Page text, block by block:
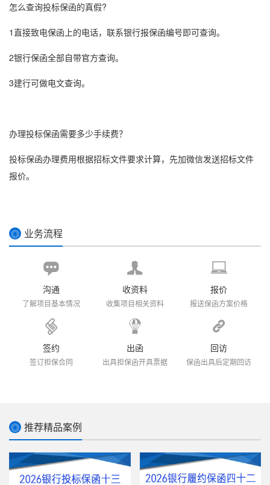
怎么查询投标保函的真假?
1直接致电保函上的电话，联系银行报保函编号即可查询。
2银行保函全部自带官方查询。
3建行可做电文查询。
办理投标保函需要多少手续费？
投标保函办理费用根据招标文件要求计算，先加微信发送招标文件
报价。
◎ 业务流程
沟通
了解项目基本情况
收资料
收集项目相关资料
报价
报送保函方案价格
签约
签订担保合同
出函
出具担保函开具票据
回访
保函出具后定期回访
◎ 推荐精品案例